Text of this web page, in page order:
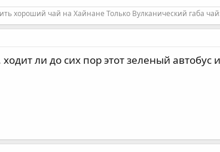
хороший чай на Хайнане Только Вулканический габа
ли до сих пор этот зеленый